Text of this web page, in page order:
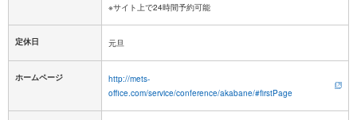
定休日
ホームページ
http://mets-
office.com/service/conference/akabane/#firstPage